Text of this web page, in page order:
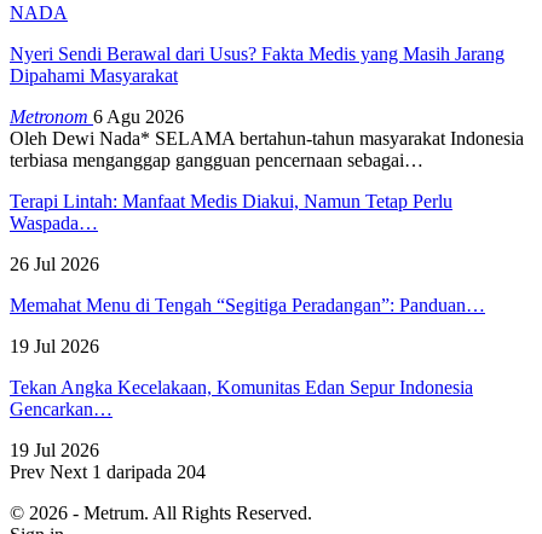
NADA
Nyeri Sendi Berawal dari Usus? Fakta Medis yang Masih Jarang
Dipahami Masyarakat
Metronom 6 Agu 2026
Oleh Dewi Nada* SELAMA bertahun-tahun masyarakat Indonesia
terbiasa menganggap gangguan pencernaan sebagai…
Terapi Lintah: Manfaat Medis Diakui, Namun Tetap Perlu
Waspada…
26 Jul 2026
Memahat Menu di Tengah “Segitiga Peradangan”: Panduan…
19 Jul 2026
Tekan Angka Kecelakaan, Komunitas Edan Sepur Indonesia
Gencarkan…
19 Jul 2026
Prev Next 1 daripada 204
© 2026 - Metrum. All Rights Reserved.